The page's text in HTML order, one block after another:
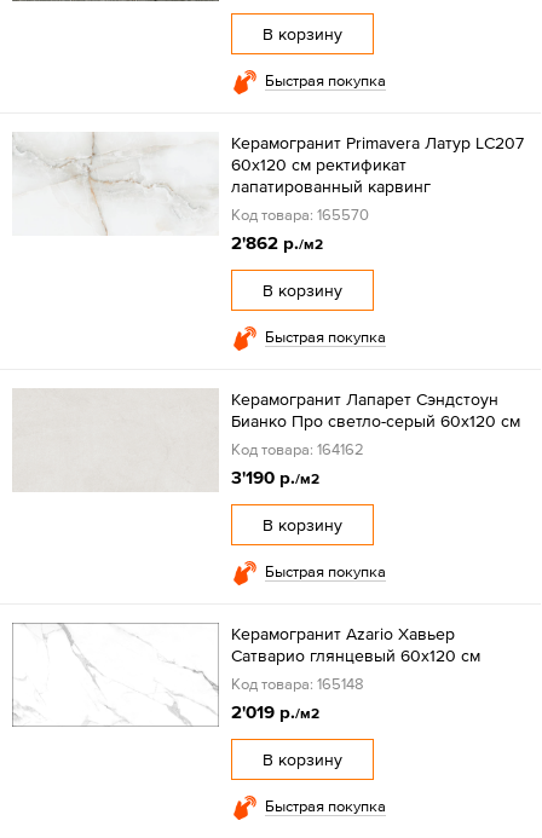
В корзину
Быстрая покупка
Керамогранит Primavera Латур LC207
60x120 см ректификат
лапатированный карвинг
Код товара: 165570
2'862 р./м2
В корзину
Быстрая покупка
Керамогранит Лапарет Сэндстоун
Бианко Про светло-серый 60x120 см
Код товара: 164162
3'190 р./м2
В корзину
Быстрая покупка
Керамогранит Azario Хавьер
Сатварио глянцевый 60x120 см
Код товара: 165148
2'019 р./м2
В корзину
Быстрая покупка